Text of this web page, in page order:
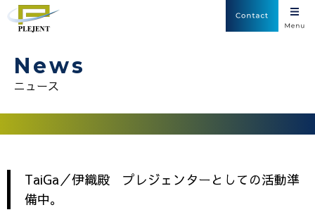
News
ニュース
TaiGa／伊織殿 プレジェンターとしての活動準
備中。